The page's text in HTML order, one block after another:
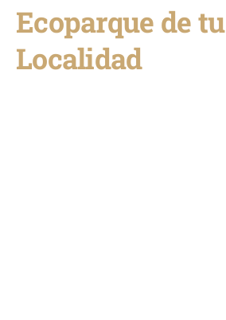
Ecoparque de tu
Localidad